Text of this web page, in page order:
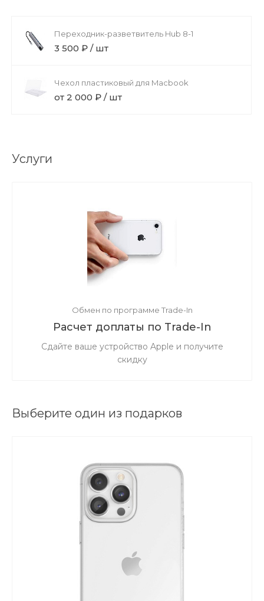
Переходник-разветвитель Hub 8-1
3 500 ₽ / шт
Чехол пластиковый для Macbook
от 2 000 ₽ / шт
Услуги
Обмен по программе Trade-In
Расчет доплаты по Trade-In
Сдайте ваше устройство Apple и получите
скидку
Выберите один из подарков